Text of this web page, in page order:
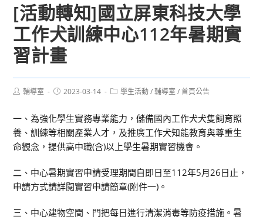
[活動轉知]國立屏東科技大學
工作犬訓練中心112年暑期實
習計畫
Post輔導室
Post2023-03-14
Post學生活動 / 輔導室 / 首頁公告
一、為強化學生實務專業能力，儲備國內工作犬犬隻飼育照
養、訓練等相關產業人才，及推廣工作犬知能教育與尊重生
命觀念，提供高中職(含)以上學生暑期實習機會。
二、中心暑期實習申請受理期間自即日至112年5月26日止，
申請方式請詳閱實習申請簡章(附件一)。
三、中心建物空間、門把每日進行清潔消毒等防疫措施。暑